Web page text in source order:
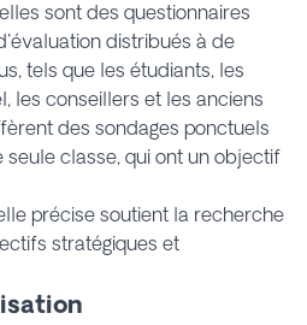
sont des questionnaires
distribués à de
tels que les étudiants, les
les conseillers et les anciens
des sondages ponctuels
classe, qui ont un objectif
précise soutient la recherche
stratégiques et